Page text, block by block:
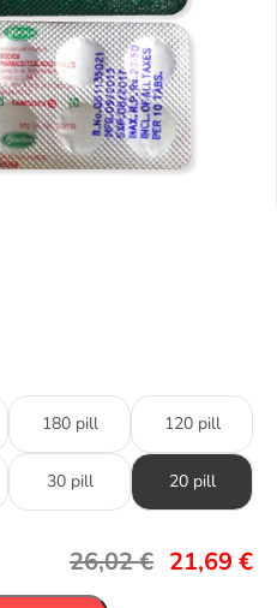
180 pill 120 pill
30 pill 20 pill
26,02€ 21,69 €